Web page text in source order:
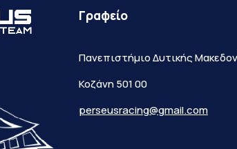
Γραφείο
Πανεπιστήμιο Δυτικής
Κοζάνη 501 00
perseusracing@gmail.com